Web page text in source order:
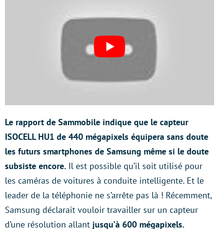
Le rapport de Sammobile indique que le capteur
ISOCELL HU1 de 440 mégapixels équipera sans doute
les futurs smartphones de Samsung même si le doute
subsiste encore. Il est possible qu’il soit utilisé pour
les caméras de voitures à conduite intelligente. Et le
leader de la téléphonie ne s’arrête pas là ! Récemment,
Samsung déclarait vouloir travailler sur un capteur
d’une résolution allant jusqu’à 600 mégapixels.